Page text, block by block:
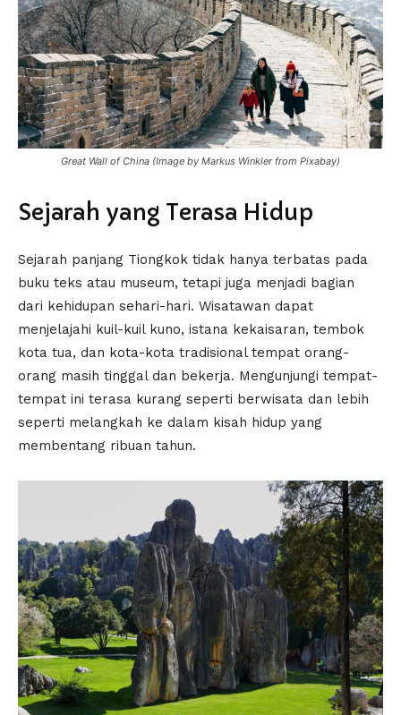
Great Wall of China (Image by Markus Winkler from Pixabay)
Sejarah yang Terasa Hidup
Sejarah panjang Tiongkok tidak hanya terbatas pada
buku teks atau museum, tetapi juga menjadi bagian
dari kehidupan sehari-hari. Wisatawan dapat
menjelajahi kuil-kuil kuno, istana kekaisaran, tembok
kota tua, dan kota-kota tradisional tempat orang-
orang masih tinggal dan bekerja. Mengunjungi tempat-
tempat ini terasa kurang seperti berwisata dan lebih
seperti melangkah ke dalam kisah hidup yang
membentang ribuan tahun.